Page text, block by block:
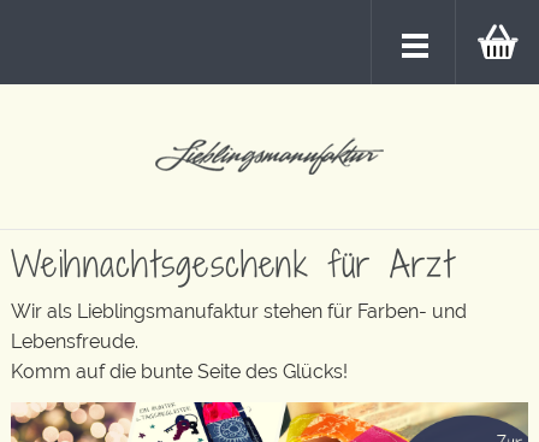
Weihnachtsgeschenk für Arzt
Wir als Lieblingsmanufaktur stehen für Farben- und
Lebensfreude.
Komm auf die bunte Seite des Glücks!